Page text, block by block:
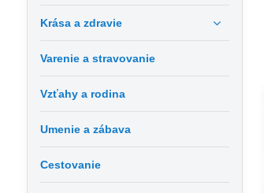
Krása a zdravie
Varenie a stravovanie
Vzťahy a rodina
Umenie a zábava
Cestovanie